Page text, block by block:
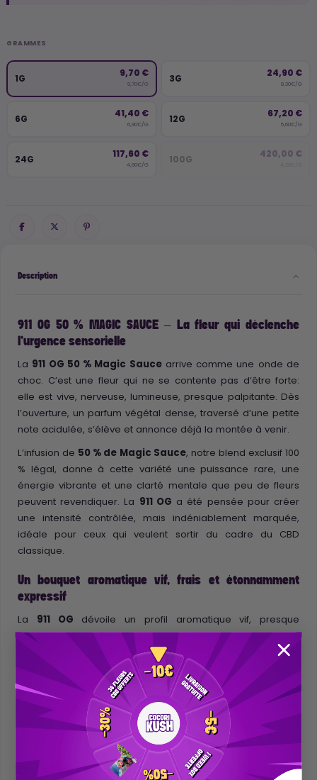
GRAMMES
1G 9,70 €
9,70€/G 3G 24,90 €
8,30€/G
6G 41,40 €
6,90€/G 12G 67,20 €
5,60€/G
24G 117,60 €
4,90€/G 100G 420,00 €
Description
911 OG 50 % MAGIC SAUCE – La fleur qui déclenche
l’urgence sensorielle
La 911 OG 50 % Magic Saucearrive comme une onde de
choc. C’est une fleur qui ne se contente pas d’être forte:
elle est vive, nerveuse, lumineuse, presque palpitante. Dès
l’ouverture, un parfum végétal dense, traversé d’une petite
note acidulée, s’élève et annonce déjà la montée à venir.
L’infusion de 50 % de Magic Sauce, notre blend exclusif 100
% légal, donne à cette variété une puissance rare, une
énergie vibrante et une clarté mentale que peu de fleurs
peuvent revendiquer. La 911 OG a été pensée pour créer
une intensité contrôlée, mais indéniablement marquée,
idéale pour ceux qui veulent sortir du cadre du CBD
classique.
Un bouquet aromatique vif, frais et étonnamment
expressif
La 911 OG dévoile un profil aromatique vif, presque
électrique. Son côté végétal légèrement citronné ouvre la
danse, puis la
Magic Sauces’installe et arrondit les bords,
donnant de la profondeur, du relief et cette finale chaude
qui signe les fleurs enrichies.
L’arôme persiste, dynamique, stimulant, comme une
tension positive qui se maintient sans jamais devenir
agressive. C’est une fleur qui vit, qui bouge, qui s’exprime.
Des effets intenses: motivation, créativité et joie